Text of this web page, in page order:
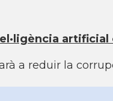
a reduir la